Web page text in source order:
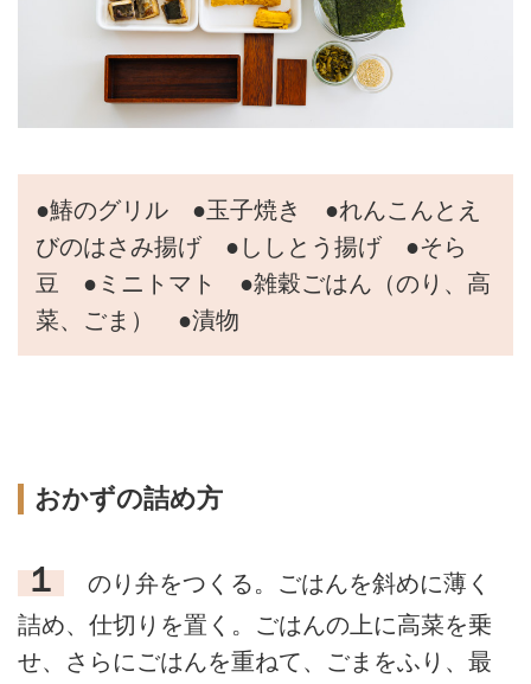
●鰆のグリル ●玉子焼き ●れんこんとえ
びのはさみ揚げ ●ししとう揚げ ●そら
豆 ●ミニトマト ●雑穀ごはん（のり、高
菜、ごま） ●漬物
おかずの詰め方
１
のり弁をつくる。ごはんを斜めに薄く
詰め、仕切りを置く。ごはんの上に高菜を乗
せ、さらにごはんを重ねて、ごまをふり、最